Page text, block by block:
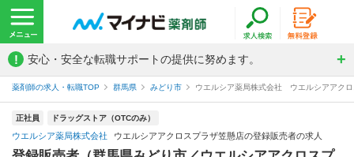
! 安心・安全な転職サポートの提供に努めます。
薬剤師の求人・転職TOP 群馬県 みどり市 ウエルシア薬局株式会社 ウエルシアアク
正社員 ドラッグストア（OTCのみ）
ウエルシア薬局株式会社 ウエルシアアクロスプラザ笠懸店の登録販売者の求人